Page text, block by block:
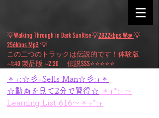
💡Walking Through in Dark SunRise💡2822kbps Wav💡
256kbps Mp3💡
​この二つのトラックは伝説的です！体験版
~1:40 製品版 ~2:20 伝説SSS⭐⭐⭐⭐⭐
＊+:☆彡+Sells Man☆彡:+＊
☆動画を見て2分で習得☆ ＊+*:+～
Learning List 616～＊+*:+